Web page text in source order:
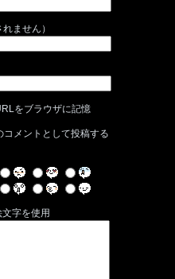
ません）
をブラウザに記憶
メントとして投稿する
字を使用